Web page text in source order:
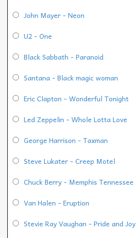
John Mayer - Neon
U2 - One
Black Sabbath - Paranoid
Santana - Black magic woman
Eric Clapton - Wonderful Tonight
Led Zeppelin - Whole Lotta Love
George Harrison - Taxman
Steve Lukater - Creep Motel
Chuck Berry - Memphis Tennessee
Van Halen - Eruption
Stevie Ray Vaughan - Pride and Joy